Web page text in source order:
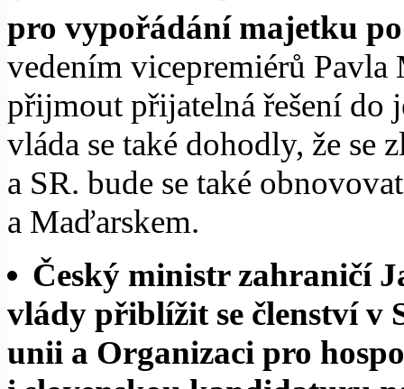
pro vypořádání majetku
vedením vicepremiérů
přijmout přijatelná řešení do
vláda se také dohodly, že se
a SR. bude se také
a Maďarskem.
Český ministr zahraničí
vlády přiblížit se členství v
unii a Organizaci pro